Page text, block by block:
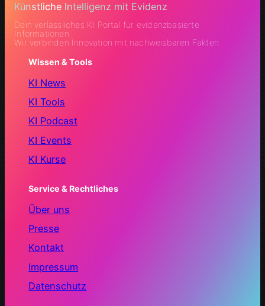
Künstliche Intelligenz mit Evidenz
Dein verlässliches KI Portal für evidenzbasierte
Informationen.
Wir verbinden Innovation mit nachweisbaren Fakten.
Wissen & Tools
KI News
KI Tools
KI Podcast
KI Events
KI Kurse
Service & Rechtliches
Über uns
Presse
Kontakt
Impressum
Datenschutz